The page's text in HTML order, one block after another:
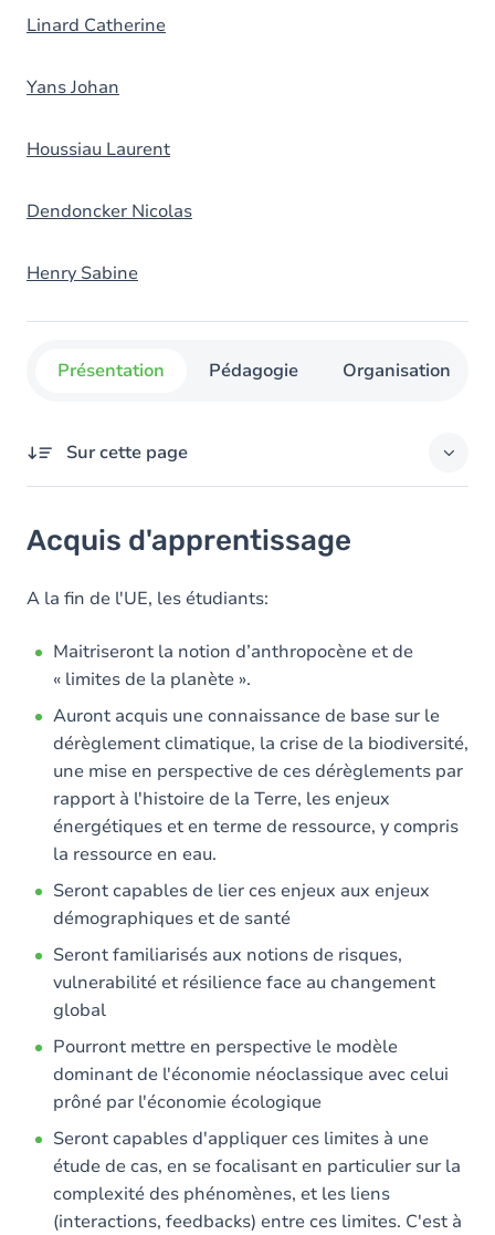
Linard Catherine
Yans Johan
Houssiau Laurent
Dendoncker Nicolas
Henry Sabine
Présentation Pédagogie Organisation
Sur cette page
Objectifs
Contenu
Table des matières
Acquis d'apprentissage
A la fin de l'UE, les étudiants:
Maitriseront la notion d’anthropocène et de
« limites de la planète ».
Auront acquis une connaissance de base sur le
dérèglement climatique, la crise de la biodiversité,
une mise en perspective de ces dérèglements par
rapport à l'histoire de la Terre, les enjeux
énergétiques et en terme de ressource, y compris
la ressource en eau.
Seront capables de lier ces enjeux aux enjeux
démographiques et de santé
Seront familiarisés aux notions de risques,
vulnerabilité et résilience face au changement
global
Pourront mettre en perspective le modèle
dominant de l'économie néoclassique avec celui
prôné par l'économie écologique
Seront capables d'appliquer ces limites à une
étude de cas, en se focalisant en particulier sur la
complexité des phénomènes, et les liens
(interactions, feedbacks) entre ces limites. C'est à